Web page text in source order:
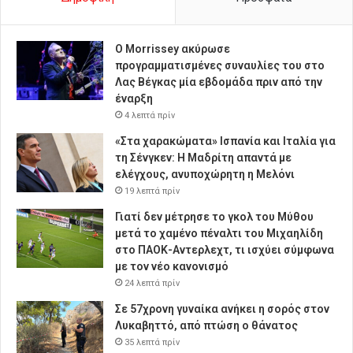
Ο Morrissey ακύρωσε
προγραμματισμένες συναυλίες του στο
Λας Βέγκας μία εβδομάδα πριν από την
έναρξη
4 λεπτά πρίν
«Στα χαρακώματα» Ισπανία και Ιταλία για
τη Σένγκεν: Η Μαδρίτη απαντά με
ελέγχους, ανυποχώρητη η Μελόνι
19 λεπτά πρίν
Γιατί δεν μέτρησε το γκολ του Μύθου
μετά το χαμένο πέναλτι του Μιχαηλίδη
στο ΠΑΟΚ-Αντερλεχτ, τι ισχύει σύμφωνα
με τον νέο κανονισμό
24 λεπτά πρίν
Σε 57χρονη γυναίκα ανήκει η σορός στον
Λυκαβηττό, από πτώση ο θάνατος
35 λεπτά πρίν